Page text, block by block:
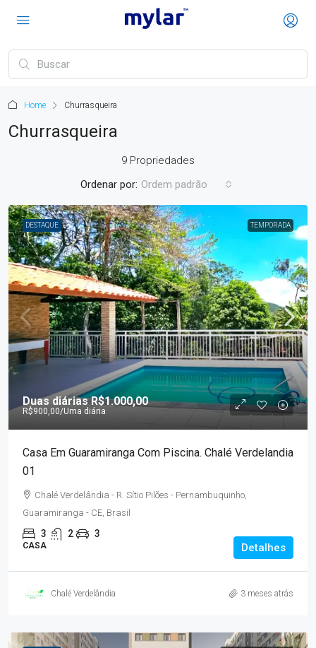
Home Churrasqueira
Churrasqueira
9 Propriedades
Ordenar por: Ordem padrão
DESTAQUE TEMPORADA
Duas diáriasR$1.000,00
R$900,00/Uma diária
Casa Em Guaramiranga Com Piscina. Chalé Verdelandia
01
Chalé Verdelândia - R. Sítio Pilões - Pernambuquinho,
Guaramiranga - CE, Brasil
3 2 3
CASA Detalhes
Chalé Verdelândia 3 meses atrás